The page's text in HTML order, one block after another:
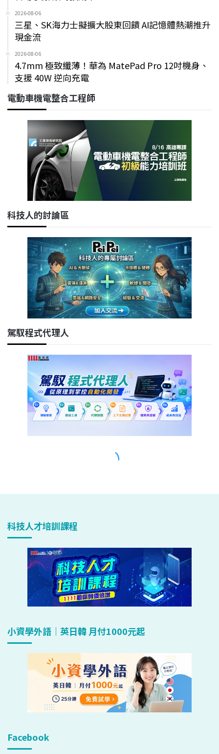
科技人才培訓課程
小資學外語｜英日韓 月付1000元起
Facebook